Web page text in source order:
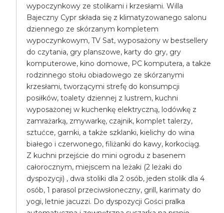
wypoczynkowy ze stolikami i krzesłami. Willa
Bajeczny Cypr składa się z klimatyzowanego salonu
dziennego ze skórzanym kompletem
wypoczynkowym, TV Sat, wyposażony w bestsellery
do czytania, gry planszowe, karty do gry, gry
komputerowe, kino domowe, PC komputera, a także
rodzinnego stołu obiadowego ze skórzanymi
krzesłami, tworzącymi strefę do konsumpcji
posiłków, toalety dziennej z lustrem, kuchni
wyposażonej w kuchenkę elektryczną, lodówkę z
zamrażarką, zmywarkę, czajnik, komplet talerzy,
sztućce, garnki, a także szklanki, kielichy do wina
białego i czerwonego, filiżanki do kawy, korkociąg.
Z kuchni przejście do mini ogrodu z basenem
całorocznym, miejscem na leżaki (2 leżaki do
dyspozycji) , dwa stoliki dla 2 osób, jeden stolik dla 4
osób, 1 parasol przeciwsłoneczny, grill, karimaty do
yogi, letnie jacuzzi. Do dyspozycji Gości pralka